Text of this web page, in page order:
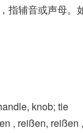
辅音或声母。如
knob; tie
, reißen, reißen